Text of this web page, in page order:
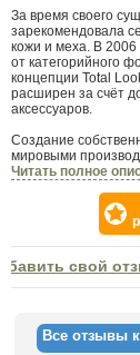
За время своего
зарекомендовала
кожи и меха. В 2006
от категорийного
концепции Total
расширен за счёт
аксессуаров.
Создание
мировыми
торговли в
«Снежной
можно подобрать
гармоничных
пределов одного
За время работы
Сети 2005»,
титул «Наиболее
Читать полное
Отзывы
свой
Все отзывы